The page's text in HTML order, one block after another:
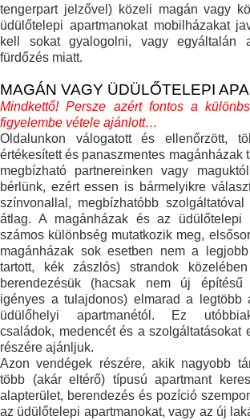
tengerpart jelzővel) közeli magán vagy
üdülőtelepi apartmanokat mobilházakat
kell sokat gyalogolni, vagy egyáltalán
fürdőzés miatt.
MAGÁN VAGY ÜDÜLŐTELEPI
Mindkettő! Persze azért fontos a
figyelembe vétele ajánlott…
Oldalunkon válogatott és ellenőrzött,
értékesített és panaszmentes magánházak
megbízható partnereinken vagy
bérlünk, ezért essen is bármelyikre
színvonallal, megbízhatóbb
átlag. A magánházak és az üdülőtelepi
számos különbség mutatkozik meg,
magánházak sok esetben nem a
tartott, kék zászlós) strandok
berendezésük (hacsak nem új
igényes a tulajdonos) elmarad a legtöbb
üdülőhelyi apartmanétól. Ez
családok, medencét és a szolgáltatásokat
részére ajánljuk.
Azon vendégek részére, akik nagyobb
több (akár eltérő) típusú apartmant
alapterület, berendezés és pozíció
az üdülőtelepi apartmanokat, vagy az új